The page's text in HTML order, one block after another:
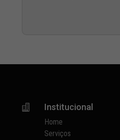
 Institucional
Home
Serviços